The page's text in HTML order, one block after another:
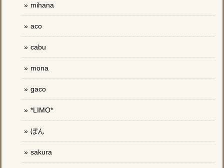
mihana
aco
cabu
mona
gaco
*LIMO*
ぼん
sakura